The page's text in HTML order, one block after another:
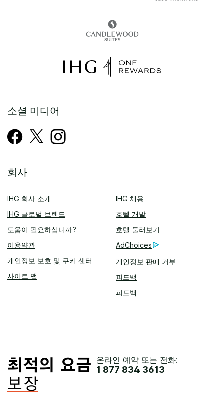
소셜 미디어
회사
IHG 회사 소개
IHG 채용
IHG 글로벌 브랜드
호텔 개발
도움이 필요하십니까?
호텔 둘러보기
이용약관
AdChoices
개인정보 보호 및 쿠키 센터
개인정보 판매 거부
사이트 맵
피드백
피드백
온라인 예약 또는 전화:
1 877 834 3613